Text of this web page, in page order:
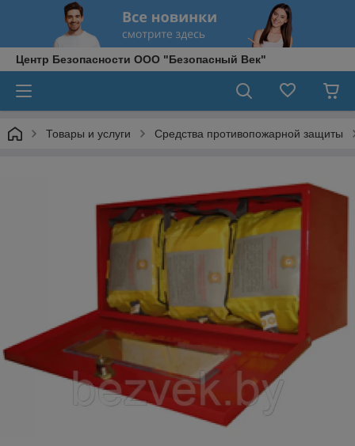
Центр Безопасности ООО "Безопасный Век"
Товары и услуги Средства противопожарной защиты